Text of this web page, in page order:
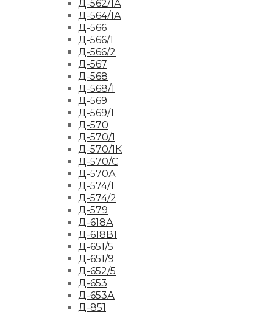
Д-562/1А
Д-564/1А
Д-566
Д-566/1
Д-566/2
Д-567
Д-568
Д-568/1
Д-569
Д-569/1
Д-570
Д-570/1
Д-570/1К
Д-570/С
Д-570А
Д-574/1
Д-574/2
Д-579
Д-618А
Д-618В1
Д-651/5
Д-651/9
Д-652/5
Д-653
Д-653А
Д-851